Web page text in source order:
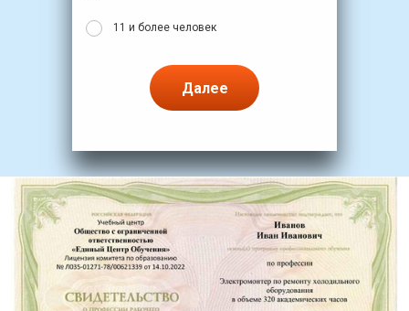
11 и более человек
Далее